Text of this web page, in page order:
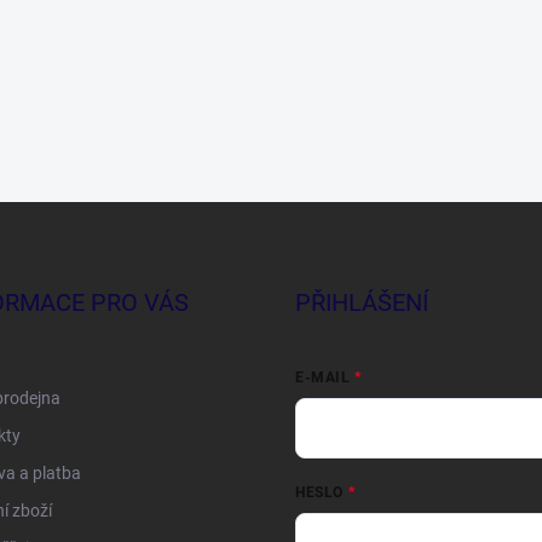
PRO VÁS
a platba
zboží
PŘIHLÁŠENÍ
E-MAIL
HESLO